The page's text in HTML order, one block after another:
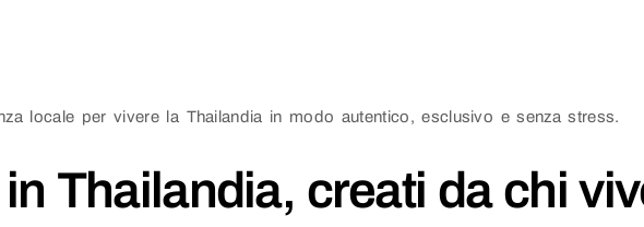
locale per vivere la Thailandia in modo autentico, esclusivo e senza stress.
Thailandia, creati da chi